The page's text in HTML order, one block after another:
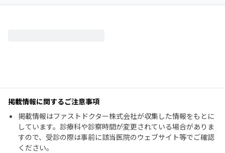
掲載情報に関するご注意事項
掲載情報はファストドクター株式会社が収集した情報をもとに
しています。診療科や診察時間が変更されている場合がありま
すので、受診の際は事前に該当医院のウェブサイト等でご確認
ください。